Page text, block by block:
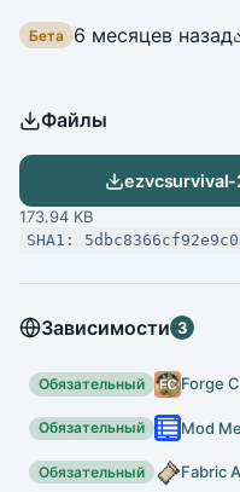
Бета 6 месяцев назад
Файлы
173.94 KB
SHA1:
Зависимости 3
Обязательный Forge
Обязательный Mod
Обязательный Fabric